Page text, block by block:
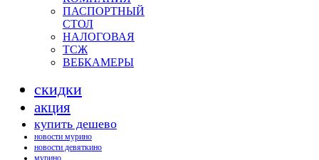
ПАСПОРТНЫЙ
СТОЛ
НАЛОГОВАЯ
ТСЖ
ВЕБКАМЕРЫ
скидки
акция
купить дешево
новости мурино
новости девяткино